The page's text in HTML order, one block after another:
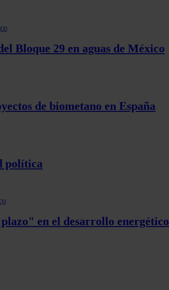
Bloque 29 en aguas de México
de biometano en España
política
en el desarrollo energético